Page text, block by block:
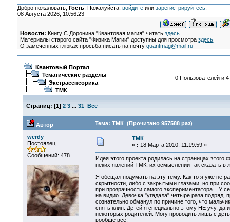
Добро пожаловать, Гость. Пожалуйста, войдитеили зарегистрируйтесь.
08 Августа 2026, 10:56:23
Новости: Книгу С.Доронина "Квантовая магия" читатьздесь
Материалы старого сайта "Физика Магии" доступны для просмотраздесь
О замеченных глюках просьба писать на почтуquantmag@mail.ru
Квантовый Портал
Тематические разделы
Экстрасенсорика
ТМК
0 Пользователей и
Страниц: [1] 2 3 ... 31 Все
Автор Тема: ТМК (Прочитано 957588 раз)
werdy
Постоялец
Сообщений: 478
ТМК
« : 18 Марта 2010, 11:19:59 »
Идея этого проекта родилась на страницах
неких явлений ТМК, их осмыслении так сказать
Я обещал подумать на эту тему. Как то я уже не
скрытности, либо с закрытыми глазами, но при
при прозрачности самого экспериментатора... У
на видио. Девочка "угадала" четыре раза
сознательно обманул по причине того, что
снять клип. Детей я специально этому НЕ учу. да
некоторых родителей. Могу проводить лишь с
вообще всё!